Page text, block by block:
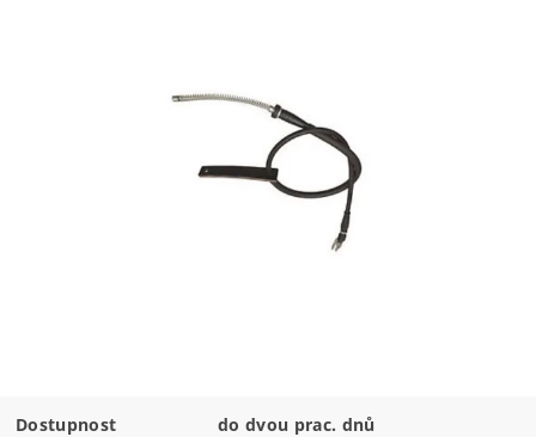
Dostupnost do dvou prac. dnů